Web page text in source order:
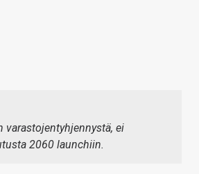
varastojentyhjennystä, ei
2060 launchiin.